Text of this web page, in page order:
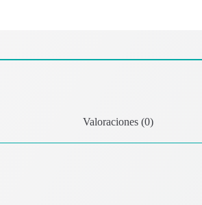
Valoraciones (0)